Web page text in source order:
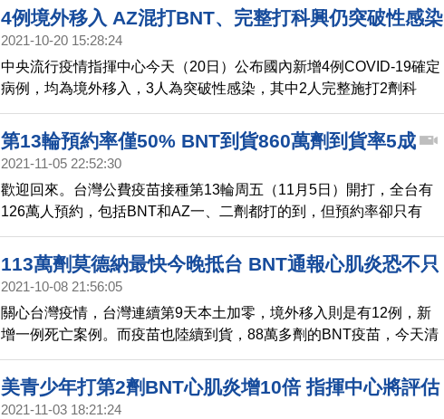
4例境外移入 AZ混打BNT、完整打科興仍突破性感染
2021-10-20 15:28:24
中央流行疫情指揮中心今天（20日）公布國內新增4例COVID-19確定
病例，均為境外移入，3人為突破性感染，其中2人完整施打2劑科
興、1人混打AZ及BNT疫苗；另無新增死亡個案。
第13輪預約率僅50% BNT到貨860萬劑到貨率5成
2021-11-05 22:52:30
歡迎回來。台灣公費疫苗接種第13輪周五（11月5日）開打，全台有
126萬人預約，包括BNT和AZ一、二劑都打的到，但預約率卻只有
50%，台北市府中型接種站的預約率更跌到35%。醫師分析，可能因
為部分民眾想等待混合接種。另外，當天凌晨，最新一批BNT疫苗再
抵達台灣，1500萬劑訂單，累計到貨率突破5成。
113萬劑莫德納最快今晚抵台 BNT通報心肌炎恐不只
一例
2021-10-08 21:56:05
關心台灣疫情，台灣連續第9天本土加零，境外移入則是有12例，新
增一例死亡案例。而疫苗也陸續到貨，88萬多劑的BNT疫苗，今天清
晨抵達桃園機場。而台灣政府自購的百萬劑莫德納疫苗，最快今天深
夜(8日)就會抵台。而日前爆出，女學生施打BNT後，通報心肌炎案
例，發言人莊人祥表示，應該還有其他個案。
美青少年打第2劑BNT心肌炎增10倍 指揮中心將評估
2021-11-03 18:21:24